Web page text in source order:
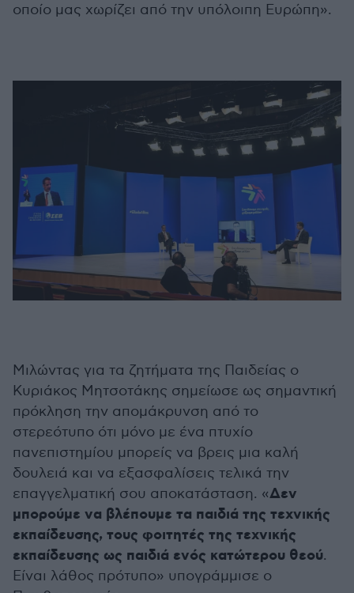
οποίο μας χωρίζει από την υπόλοιπη Ευρώπη».
Μιλώντας για τα ζητήματα της Παιδείας ο
Κυριάκος Μητσοτάκης σημείωσε ως σημαντική
πρόκληση την απομάκρυνση από το
στερεότυπο ότι μόνο με ένα πτυχίο
πανεπιστημίου μπορείς να βρεις μια καλή
δουλειά και να εξασφαλίσεις τελικά την
επαγγελματική σου αποκατάσταση. «Δεν
μπορούμε να βλέπουμε τα παιδιά της τεχνικής
εκπαίδευσης, τους φοιτητές της τεχνικής
εκπαίδευσης ως παιδιά ενός κατώτερου θεού.
Είναι λάθος πρότυπο» υπογράμμισε ο